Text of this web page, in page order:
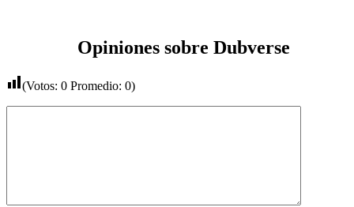
Opiniones sobre Dubverse
(Votos: 0 Promedio: 0)